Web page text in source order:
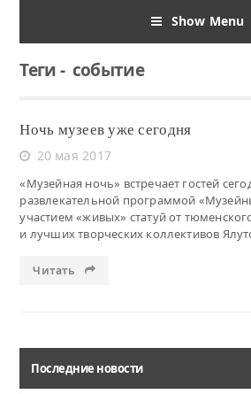
Show Menu
Теги-событие
Ночь музеев уже сегодня
20 мая 2017
«Музейная ночь» встречает гостей
развлекательной программой
участием «живых» статуй от
и лучших творческих коллективов
Читать
Последние новости